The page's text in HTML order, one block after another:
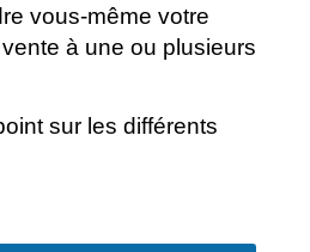
vous-même votre
à une ou plusieurs
sur les différents